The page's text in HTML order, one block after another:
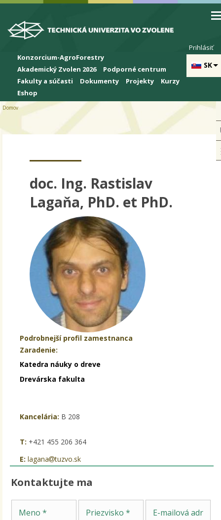
Skip to cookies
Skip to navigation
Skočiť na hlavný obsah
SK
Prihlásiť
Konzorcium-AgroForestry
Akademický Zvolen 2026
Podporné centrum
Fakulty a súčasti
Dokumenty Projekty
Kurzy
Eshop
Domov
doc. Ing. Rastislav
Lagaňa, PhD. et PhD.
Podrobnejší profil zamestnanca
Zaradenie:
Katedra náuky o dreve
Drevárska fakulta
Kancelária: B 208
T: +421 455 206 364
E: lagana tuzvo.sk
Kontaktujte ma